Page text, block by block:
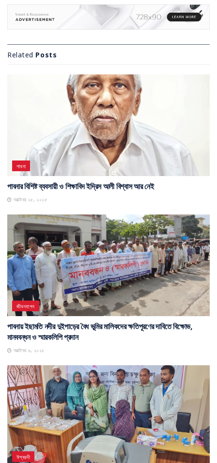
Related Posts
পাবনা
পাবনার বিশিষ্ট ব্যবসায়ী ও শিক্ষাবিদ ইদ্রিস আলী বিশ্বাস আর নেই
অক্টোবর ২৫, ২০২৫
জীবনযাপন
পাবনায় ইছামতি নদীর দুইপাড়ের বৈধ ভূমির মালিকদের ক্ষতিপূরণের দাবিতে বিক্ষোভ,
মানববন্ধন ও স্মারকলিপি প্রদান
অক্টোবর ৬, ২০২৫
ঈশ্বরদী